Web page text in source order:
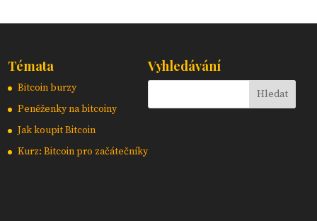
Témata
Bitcoin burzy
Peněženky na bitcoiny
Jak koupit Bitcoin
Kurz: Bitcoin pro začátečníky
Vyhledávání